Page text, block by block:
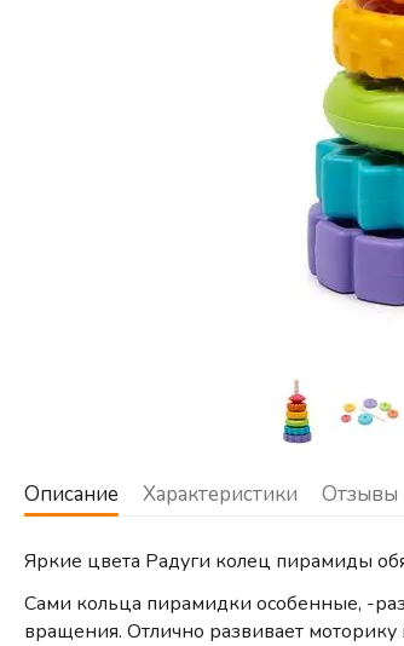
Описание Характеристики Отзывы
Яркие цвета Радуги колец пирамиды
Сами кольца пирамидки особенные, -
вращения. Отлично развивает